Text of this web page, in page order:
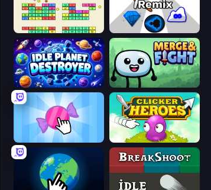
Idle Breakout Idle Mine: Remix
Idle Planet Destroyer Merge & Fight
Candy Clicker 2 Clicker Heroes